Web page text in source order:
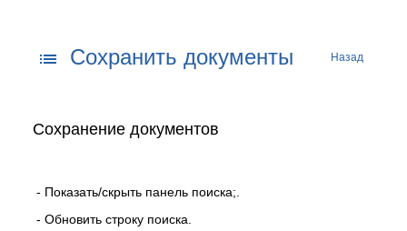
list Сохранить документы Назад
Сохранение документов
- Показать/скрыть панель поиска;.
- Обновить строку поиска.